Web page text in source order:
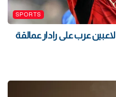
SPORTS
من سيكون الصفقة الأغلى؟ 5 لاعبين عرب على رادار عمالقة